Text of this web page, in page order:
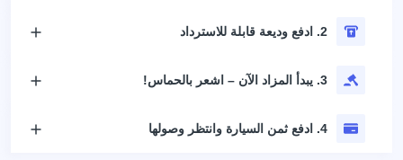
2. ادفع وديعة قابلة للاسترداد
3. يبدأ المزاد الآن – اشعر بالحماس!
4. ادفع ثمن السيارة وانتظر وصولها